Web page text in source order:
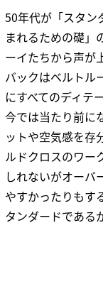
50年代が「スタン
まれるための礎」
ーイたちから声が
バックはベルトル
にすべてのディテ
今では当たり前に
ットや空気感を存
ルドクロスのワー
しれないがオーバ
やすかったりもす
タンダードである